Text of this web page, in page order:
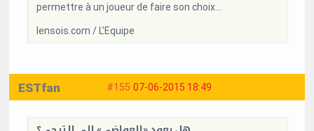
permettre à un joueur de faire son choix…
lensois.com / L’Equipe
#155 07-06-2015 18:49
ESTfan